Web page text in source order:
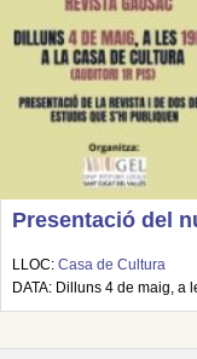
Presentació del
LLOC: Casa de Cultura
DATA: Dilluns 4 de maig, a